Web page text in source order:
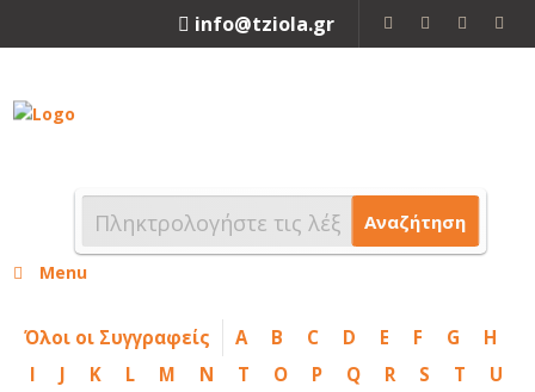
info@tziola.gr
Αναζήτηση
Menu
Όλοι οι Συγγραφείς A B C D E F G
H
I
J K L M N T O P Q R S T
U